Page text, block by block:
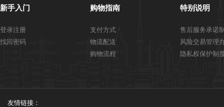
新手入门
登录注册
找回密码
购物指南
支付方式
物流配送
购物流程
特别说明
售后服务承诺
风险交易管理
隐私权保护制
友情链接：